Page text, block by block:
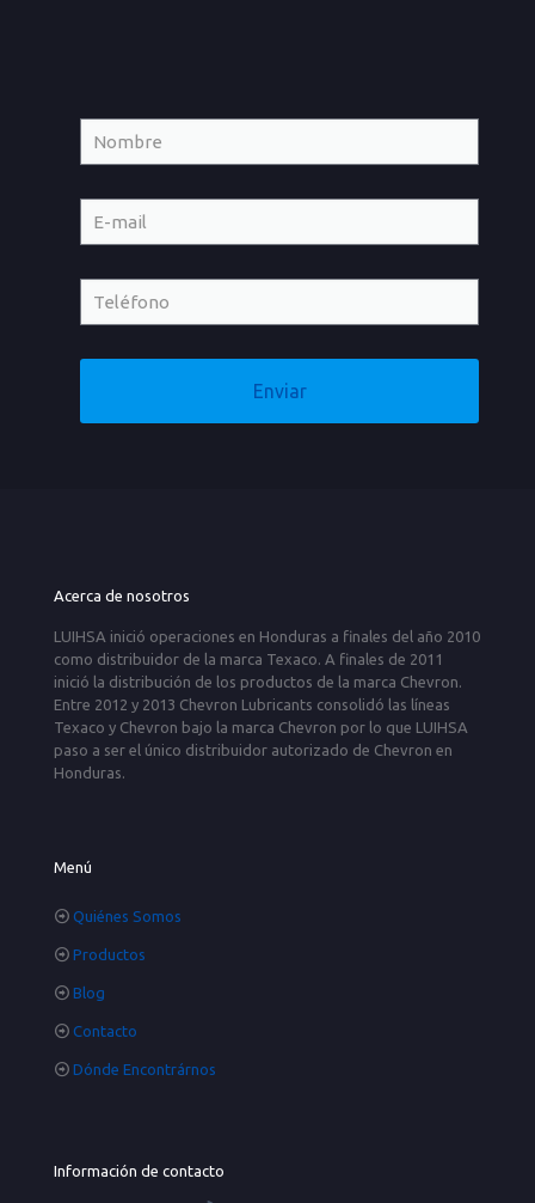
Acerca de nosotros
LUIHSA inició operaciones en Honduras a finales del año 2010
como distribuidor de la marca Texaco. A finales de 2011
inició la distribución de los productos de la marca Chevron.
Entre 2012 y 2013 Chevron Lubricants consolidó las líneas
Texaco y Chevron bajo la marca Chevron por lo que LUIHSA
paso a ser el único distribuidor autorizado de Chevron en
Honduras.
Menú
Quiénes Somos
Productos
Blog
Contacto
Dónde Encontrárnos
Información de contacto